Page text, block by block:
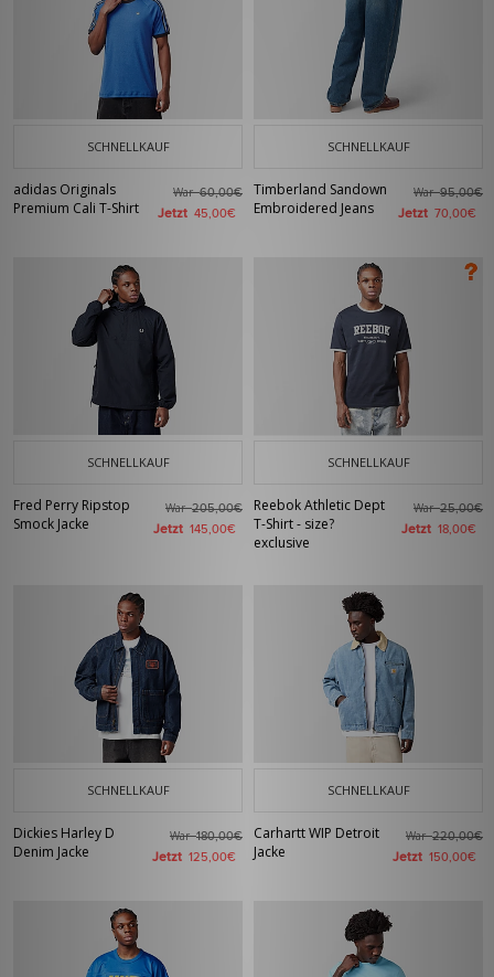
SCHNELLKAUF
adidas Originals
Premium Cali T-Shirt
War60,00€
Jetzt 45,00€
SCHNELLKAUF
Timberland Sandown
Embroidered Jeans
War95,00€
Jetzt 70,00€
SCHNELLKAUF
Fred Perry Ripstop
Smock Jacke
War205,00€
Jetzt 145,00€
SCHNELLKAUF
Reebok Athletic Dept
T-Shirt - size?
exclusive
War25,00€
Jetzt 18,00€
SCHNELLKAUF
Dickies Harley D
Denim Jacke
War180,00€
Jetzt 125,00€
SCHNELLKAUF
Carhartt WIP Detroit
Jacke
War220,00€
Jetzt 150,00€